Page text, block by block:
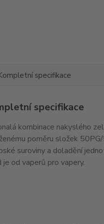
specifikace
specifikace
kombinace nakyslého
poměru složek
suroviny a doladění
je od vaperů pro vapery.